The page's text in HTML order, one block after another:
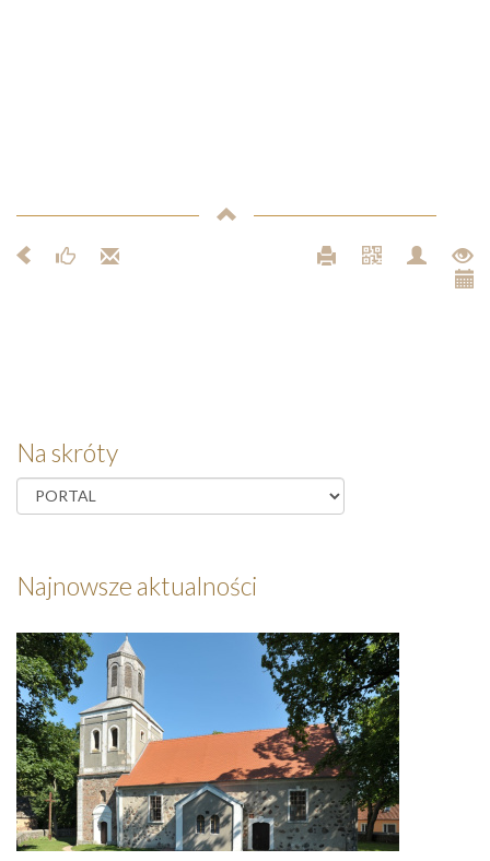
Na skróty
Najnowsze aktualności